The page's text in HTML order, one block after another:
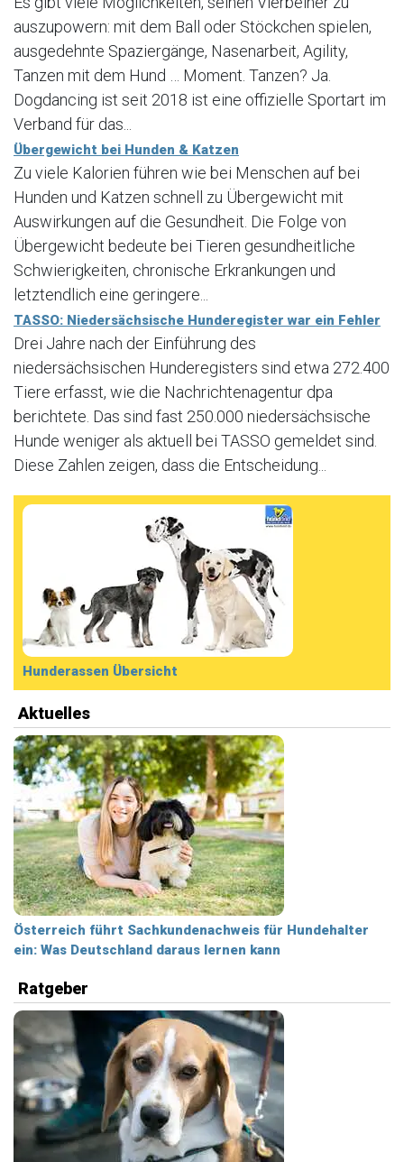
auszupowern: mit dem Ball oder Stöckchen spielen,
ausgedehnte Spaziergänge, Nasenarbeit, Agility,
Tanzen mit dem Hund … Moment. Tanzen? Ja.
Dogdancing ist seit 2018 ist eine offizielle Sportart im
Verband für das...
Übergewicht bei Hunden & Katzen
Zu viele Kalorien führen wie bei Menschen auf bei
Hunden und Katzen schnell zu Übergewicht mit
Auswirkungen auf die Gesundheit. Die Folge von
Übergewicht bedeute bei Tieren gesundheitliche
Schwierigkeiten, chronische Erkrankungen und
letztendlich eine geringere...
TASSO: Niedersächsische Hunderegister war ein Fehler
Drei Jahre nach der Einführung des
niedersächsischen Hunderegisters sind etwa 272.400
Tiere erfasst, wie die Nachrichtenagentur dpa
berichtete. Das sind fast 250.000 niedersächsische
Hunde weniger als aktuell bei TASSO gemeldet sind.
Diese Zahlen zeigen, dass die Entscheidung...
Hunderassen Übersicht
Aktuelles
Österreich führt Sachkundenachweis für Hundehalter
ein: Was Deutschland daraus lernen kann
Ratgeber